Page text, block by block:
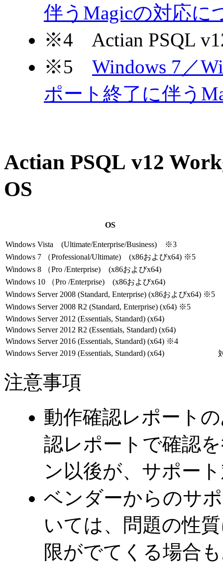
伴うMagicの対応に
※4 Actian PSQL
※5 Windows 7／
ポート終了に伴う
Actian PSQL v12
OS
OS
Windows Vista (Ultimate/Enterprise/Business) ※3
Windows 7 （Professional/Ultimate) (x86およびx64) ※5
Windows 8 （Pro /Enterprise) (x86およびx64)
Windows 10 （Pro /Enterprise) (x86およびx64)
Windows Server 2008 (Standard, Enterprise) (x86およびx64) ※5
Windows Server 2008 R2 (Standard, Enterprise) (x64) ※5
Windows Server 2012 (Essentials, Standard) (x64)
Windows Server 2012 R2 (Essentials, Standard) (x64)
Windows Server 2016 (Essentials, Standard) (x64) ※4
Windows Server 2019 (Essentials, Standard) (x64)
注意事項
動作確認レポート
認レポートで確認
ン以後が、サポー
ベンダーからのサ
いては、問題の性
限がでてくる場合